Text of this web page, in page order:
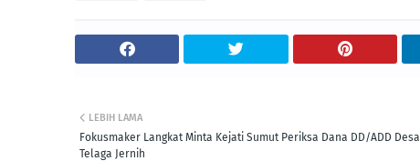
LEBIH LAMA
Fokusmaker Langkat Minta Kejati Sumut Periksa Dana DD/ADD Desa
Telaga Jernih